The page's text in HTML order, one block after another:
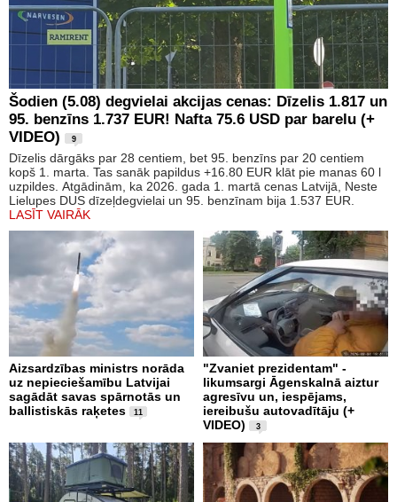
Šodien (5.08) degvielai akcijas cenas: Dīzelis 1.817 un
95. benzīns 1.737 EUR! Nafta 75.6 USD par barelu (+
VIDEO)
9
Dīzelis dārgāks par 28 centiem, bet 95. benzīns par 20 centiem
kopš 1. marta. Tas sanāk papildus +16.80 EUR klāt pie manas 60 l
uzpildes. Atgādinām, ka 2026. gada 1. martā cenas Latvijā, Neste
Lielupes DUS dīzeļdegvielai un 95. benzīnam bija 1.537 EUR.
LASĪT VAIRĀK
Aizsardzības ministrs norāda
uz nepieciešamību Latvijai
sagādāt savas spārnotās un
ballistiskās raķetes
11
"Zvaniet prezidentam" -
likumsargi Āgenskalnā aiztur
agresīvu un, iespējams,
iereibušu autovadītāju (+
VIDEO)
3